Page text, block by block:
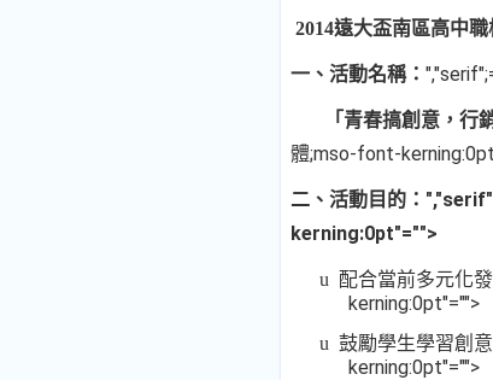
2014遠大盃南區高中
一、活動名稱：
「青春搞創意，行
體;mso-font-
二、活動目的：
kerning:0pt"="">
u 配合當前多元化
kerning:0pt"="">
u 鼓勵學生學習創
kerning:0pt"="">